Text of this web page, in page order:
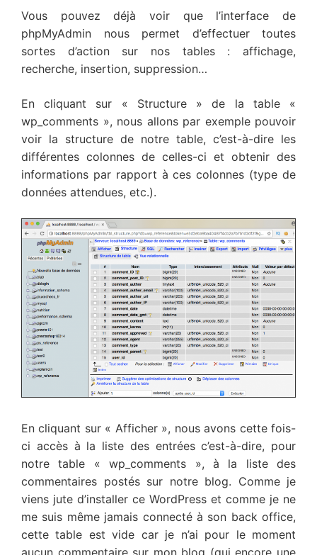
Vous pouvez déjà voir que l’interface de
phpMyAdmin nous permet d’effectuer toutes
sortes d’action sur nos tables : affichage,
recherche, insertion, suppression…
En cliquant sur « Structure » de la table «
wp_comments », nous allons par exemple pouvoir
voir la structure de notre table, c’est-à-dire les
différentes colonnes de celles-ci et obtenir des
informations par rapport à ces colonnes (type de
données attendues, etc.).
En cliquant sur « Afficher », nous avons cette fois-
ci accès à la liste des entrées c’est-à-dire, pour
notre table « wp_comments », à la liste des
commentaires postés sur notre blog. Comme je
viens jute d’installer ce WordPress et comme je ne
me suis même jamais connecté à son back office,
cette table est vide car je n’ai pour le moment
aucun commentaire sur mon blog (qui encore une